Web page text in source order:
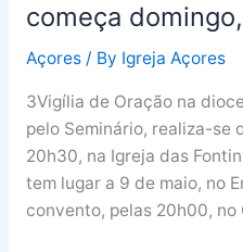
começa
Açores/ By Igreja Açores
3Vigília de Oração na
pelo Seminário, realiza-se
20h30, na Igreja das
tem lugar a 9 de maio, no
convento, pelas 20h00, no